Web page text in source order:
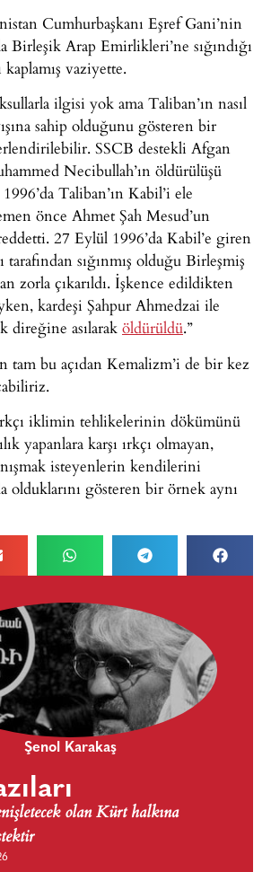
Cumhurbaşkanı Eşref Gani’nin
Birleşik Arap Emirlikleri’ne sığındığı
vaziyette.
ilgisi yok ama Taliban’ın nasıl
sahip olduğunu gösteren bir
SSCB destekli Afgan
Necibullah’ın öldürülüşü
Taliban’ın Kabil’i ele
önce Ahmet Şah Mesud’un
27 Eylül 1996’da Kabil’e giren
sığınmış olduğu Birleşmiş
zorla çıkarıldı. İşkence edildikten
kardeşi Şahpur Ahmedzai ile
asılarak öldürüldü.”
tam bu açıdan Kemalizm’i de bir kez
iklimin tehlikelerinin dökümünü
yapanlara karşı ırkçı olmayan,
isteyenlerin kendilerini
olduklarını gösteren bir örnek aynı
Şenol Karakaş
olan Kürt halkına